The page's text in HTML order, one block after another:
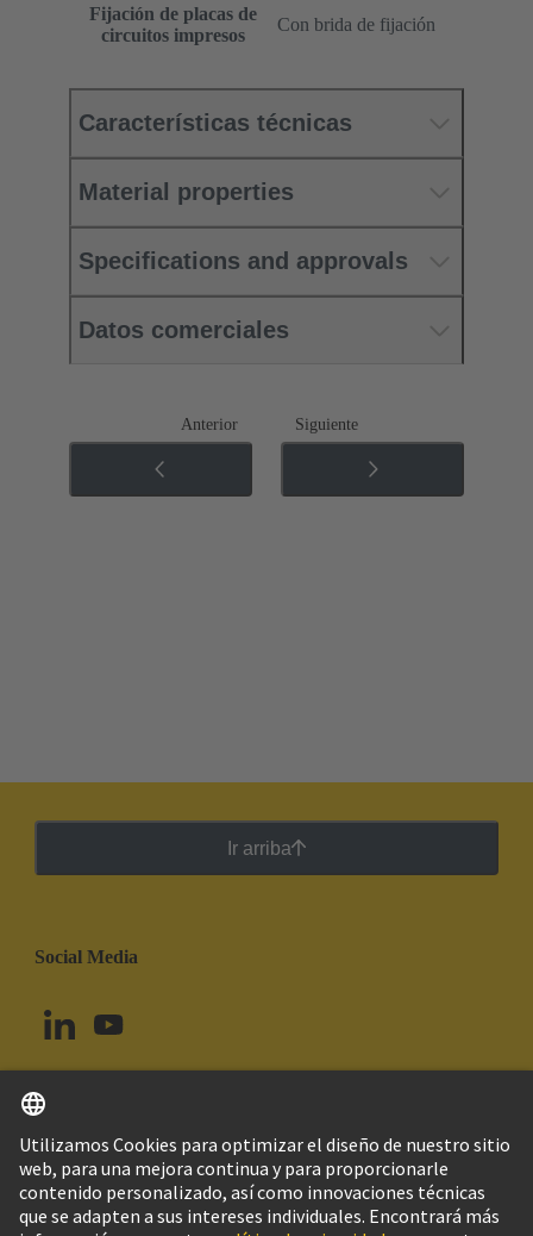
Fijación de placas de
circuitos impresos
Con brida de fijación
Características técnicas
Material properties
Specifications and approvals
Datos comerciales
Anterior Siguiente
Ir arriba
Social Media
Uruguay Español